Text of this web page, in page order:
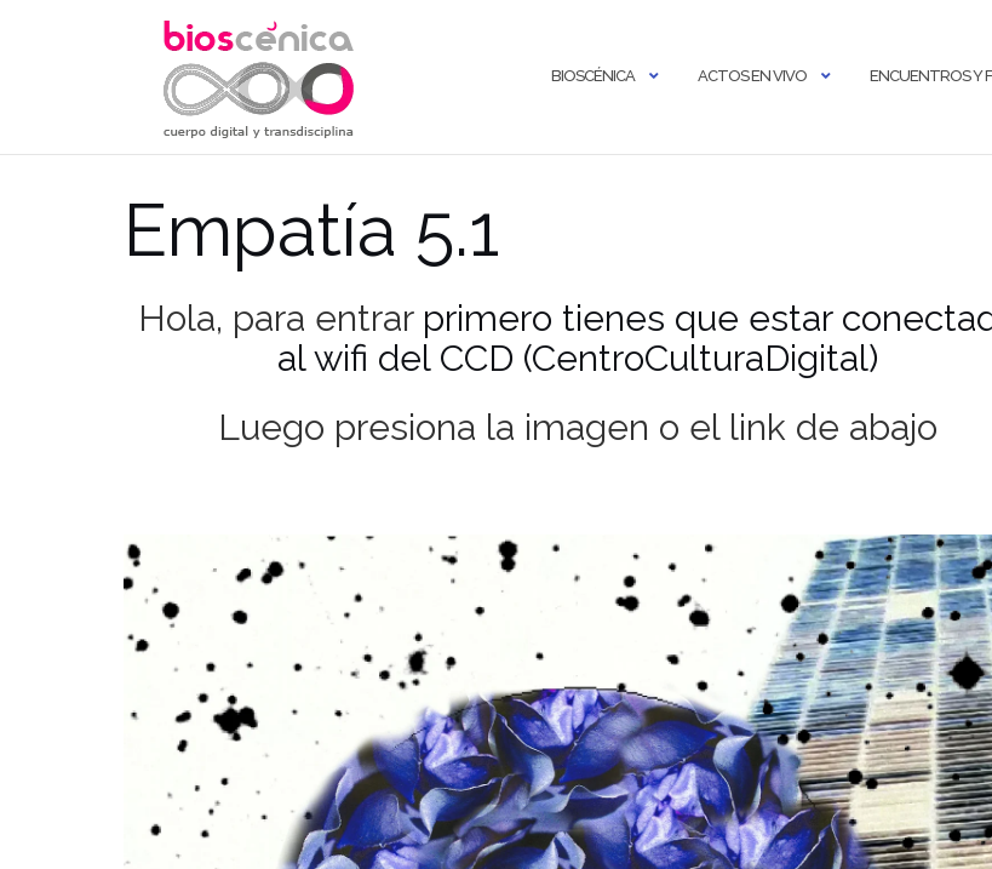
BIOSCÉNICA ACTOS EN VIVO ENCUENTROS Y
Empatía 5.1
Hola, para entrar primero tienes que estar
al wifi del CCD (CentroCulturaDigital)
Luego presiona la imagen o el link de abajo